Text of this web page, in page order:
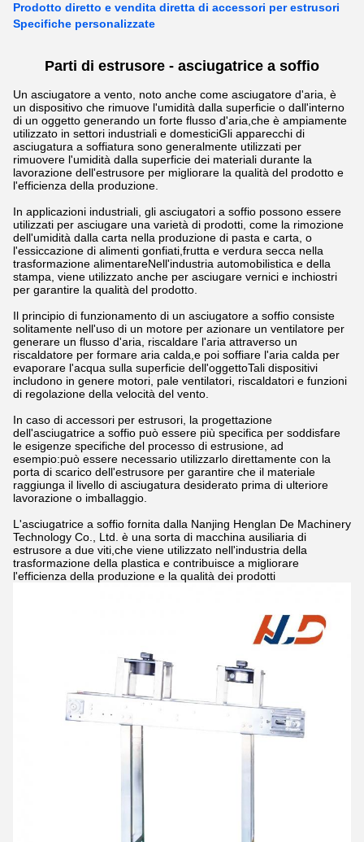
Prodotto diretto e vendita diretta di accessori per estrusori
Specifiche personalizzate
Parti di estrusore - asciugatrice a soffio
Un asciugatore a vento, noto anche come asciugatore d'aria, è
un dispositivo che rimuove l'umidità dalla superficie o dall'interno
di un oggetto generando un forte flusso d'aria,che è ampiamente
utilizzato in settori industriali e domesticiGli apparecchi di
asciugatura a soffiatura sono generalmente utilizzati per
rimuovere l'umidità dalla superficie dei materiali durante la
lavorazione dell'estrusore per migliorare la qualità del prodotto e
l'efficienza della produzione.
In applicazioni industriali, gli asciugatori a soffio possono essere
utilizzati per asciugare una varietà di prodotti, come la rimozione
dell'umidità dalla carta nella produzione di pasta e carta, o
l'essiccazione di alimenti gonfiati,frutta e verdura secca nella
trasformazione alimentareNell'industria automobilistica e della
stampa, viene utilizzato anche per asciugare vernici e inchiostri
per garantire la qualità del prodotto.
Il principio di funzionamento di un asciugatore a soffio consiste
solitamente nell'uso di un motore per azionare un ventilatore per
generare un flusso d'aria, riscaldare l'aria attraverso un
riscaldatore per formare aria calda,e poi soffiare l'aria calda per
evaporare l'acqua sulla superficie dell'oggettoTali dispositivi
includono in genere motori, pale ventilatori, riscaldatori e funzioni
di regolazione della velocità del vento.
In caso di accessori per estrusori, la progettazione
dell'asciugatrice a soffio può essere più specifica per soddisfare
le esigenze specifiche del processo di estrusione, ad
esempio:può essere necessario utilizzarlo direttamente con la
porta di scarico dell'estrusore per garantire che il materiale
raggiunga il livello di asciugatura desiderato prima di ulteriore
lavorazione o imballaggio.
L'asciugatrice a soffio fornita dalla Nanjing Henglan De Machinery
Technology Co., Ltd. è una sorta di macchina ausiliaria di
estrusore a due viti,che viene utilizzato nell'industria della
trasformazione della plastica e contribuisce a migliorare
l'efficienza della produzione e la qualità dei prodotti